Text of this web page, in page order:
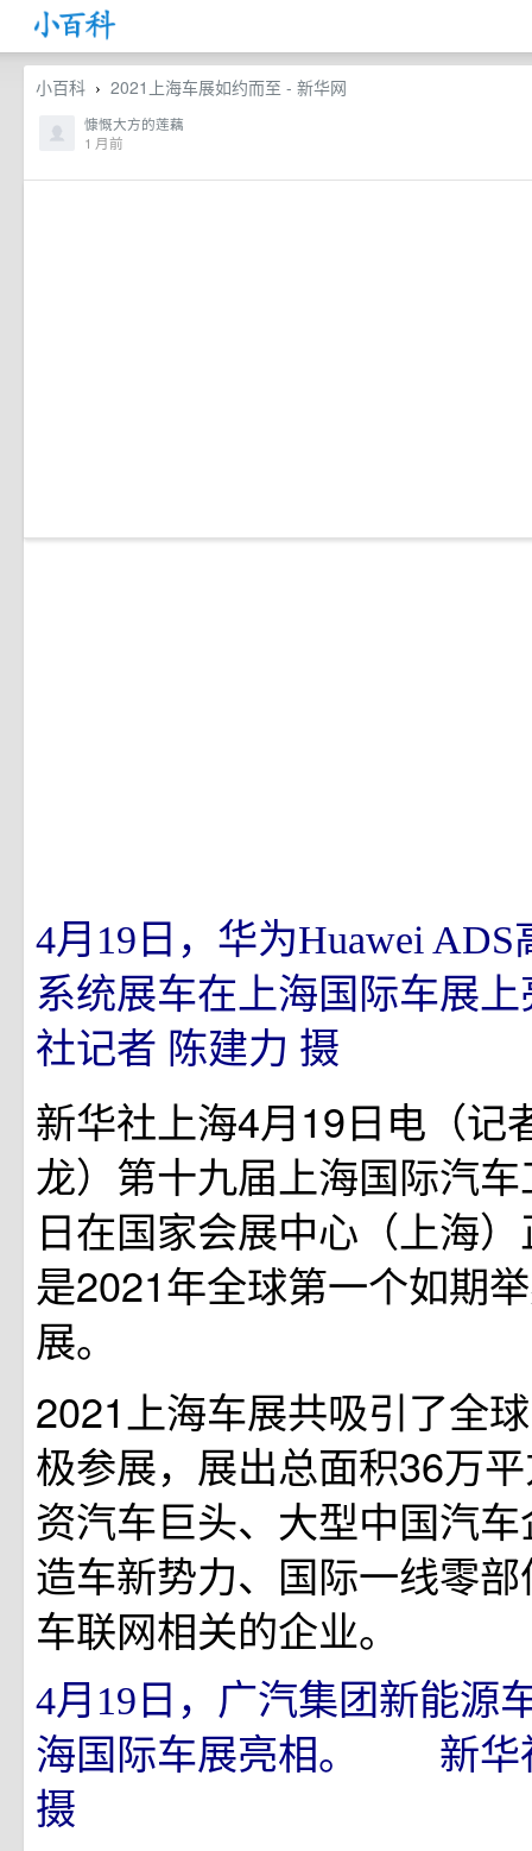
小百科 › 2021上海车展如约而至 - 新华网
慷慨大方的莲藕
1 月前
4月19日，华为Huawei
系统展车在上海国际车展
社记者 陈建力 摄
新华社上海4月19日电（记
龙）第十九届上海国际汽
日在国家会展中心（上海
是2021年全球第一个如期
展。
2021上海车展共吸引了全
极参展，展出总面积36万
资汽车巨头、大型中国汽
造车新势力、国际一线零
车联网相关的企业。
4月19日，广汽集团新能源
海国际车展亮相。 新华
摄